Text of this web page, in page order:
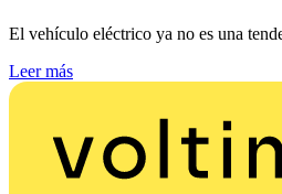
El vehículo eléctrico ya no es una
Leer más